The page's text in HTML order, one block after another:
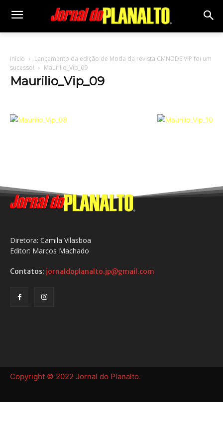
Início
Lançamento da edição de Moda da revista CMNDDE VIP foi um
sucesso!
Maurilio_Vip_09
Maurilio_Vip_09
Diretora: Camila Vilasboa
Editor: Marcos Machado
Contatos: jornaldoplanalto.jp@gmail.com
Copyright © 2022 Jornal do Planalto.